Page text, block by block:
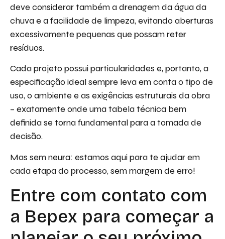
deve considerar também a drenagem da água da
chuva e a facilidade de limpeza, evitando aberturas
excessivamente pequenas que possam reter
resíduos.
Cada projeto possui particularidades e, portanto, a
especificação ideal sempre leva em conta o tipo de
uso, o ambiente e as exigências estruturais da obra
– exatamente onde uma tabela técnica bem
definida se torna fundamental para a tomada de
decisão.
Mas sem neura: estamos aqui para te ajudar em
cada etapa do processo, sem margem de erro!
Entre com contato com
a Bepex para começar a